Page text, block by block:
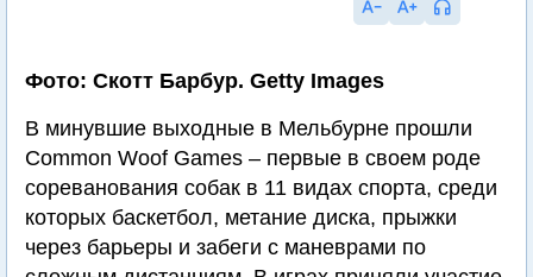
Фото: Скотт Барбур. Getty Images
В минувшие выходные в Мельбурне прошли
Common Woof Games – первые в своем роде
сореванования собак в 11 видах спорта, среди
которых баскетбол, метание диска, прыжки
через барьеры и забеги с маневрами по